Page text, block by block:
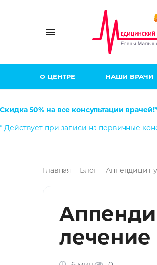
Toggle navigation
О ЦЕНТРЕ НАШИ ВРАЧИ
Скидка 50% на все консультации врачей!*
* Действует при записи на первичные
Главная - Блог - Аппендицит
лечение